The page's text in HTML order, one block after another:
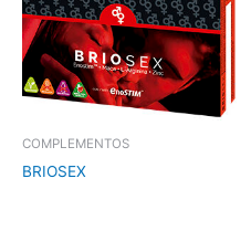
COMPLEMENTOS
BRIOSEX